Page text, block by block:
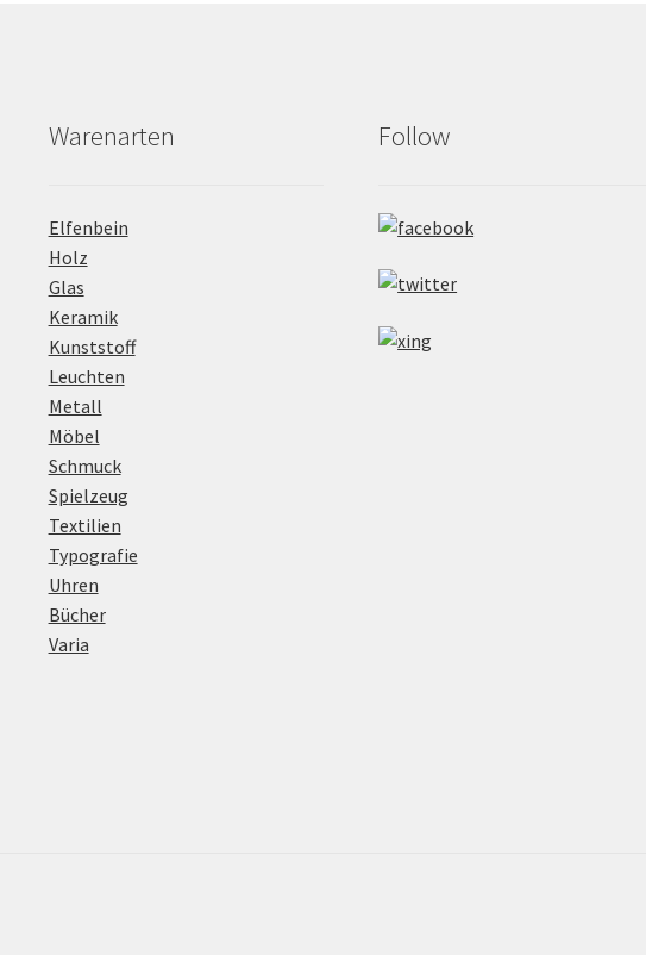
Warenarten
Elfenbein
Holz
Glas
Keramik
Kunststoff
Leuchten
Metall
Möbel
Schmuck
Spielzeug
Textilien
Typografie
Uhren
Bücher
Varia
Follow